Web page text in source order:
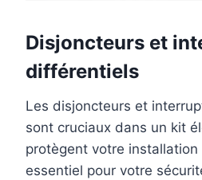
Disjoncteurs et
différentiels
Les disjoncteurs et
sont cruciaux dans un kit
protègent votre installation
essentiel pour votre